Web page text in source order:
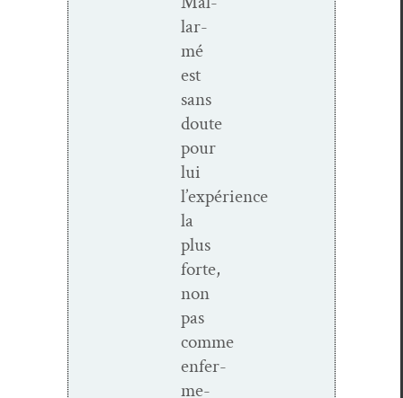
lar­
mé
est
sans
doute
pour
lui
l’expérience
la
plus
forte,
non
pas
comme
enfer­
me­